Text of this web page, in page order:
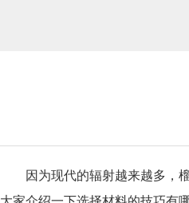
因为现代的辐射越来越多，榴